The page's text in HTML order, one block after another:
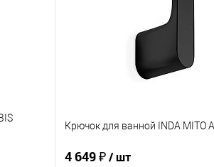
Крючок для ванной INDA MITO
4 649 ₽/ шт